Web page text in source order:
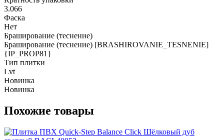
3.066
Фаска
Нет
Браширование (теснение)
Браширование (теснение) [BRASHIROVANIE_TESNENIE]
{IP_PROP81}
Тип плитки
Lvt
Новинка
Новинка
Похожие товары